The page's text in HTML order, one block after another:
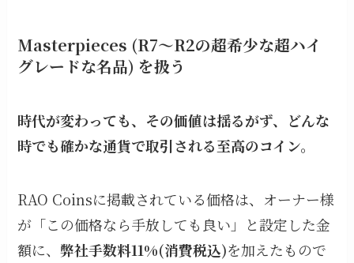
Masterpieces (R7～R2の超希少な超ハイ
グレードな名品) を扱う
時代が変わっても、その価値は揺るがず、どんな
時でも確かな通貨で取引される至高のコイン。
RAO Coinsに掲載されている価格は、オーナー様
が「この価格なら手放しても良い」と設定した金
額に、弊社手数料11%(消費税込)を加えたもので